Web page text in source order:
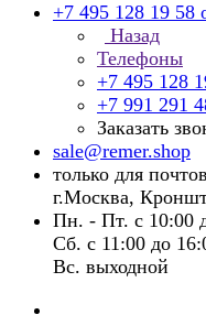
+7 495 128 19 58
Назад
Телефоны
+7 495 128
+7 991 291
Заказать
sale@remer.shop
только для
г.Москва,
Пн. - Пт. с 10:00
Сб. с 11:00 до
Вс. выходной